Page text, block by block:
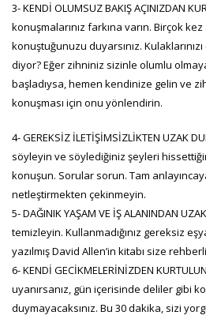
3- KENDİ OLUMSUZ BAKIŞ AÇINIZDAN
konuşmalarınız farkına varın. Birçok
konuştuğunuzu duyarsınız.
diyor? Eğer zihniniz sizinle olumlu
başladıysa, hemen kendinize gelin ve
konuşması için onu yönlendirin.
4- GEREKSİZ İLETİŞİMSİZLİKTEN UZAK
söyleyin ve söylediğiniz şeyleri
konuşun. Sorular sorun. Tam
netleştirmekten çekinmeyin.
5- DAĞINIK YAŞAM VE İŞ ALANINDAN
temizleyin. Kullanmadığınız gereksiz
yazılmış David Allen’in kitabı size
6- KENDİ GECİKMELERİNİZDEN
uyanırsanız, gün içerisinde deliler gibi
duymayacaksınız. Bu 30 dakika, sizi